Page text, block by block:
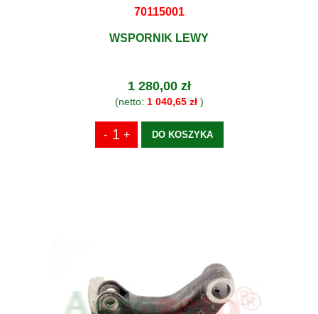
70115001
WSPORNIK LEWY
1 280,00 zł
(netto: 1 040,65 zł)
DO KOSZYKA